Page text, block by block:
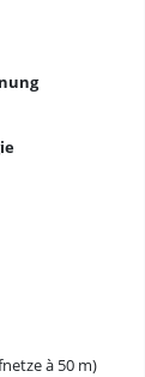
à 50 m)